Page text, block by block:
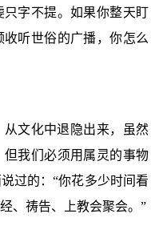
字不提。如果你整天盯
听世俗的广播，你怎么
文化中退隐出来，虽然
我们必须用属灵的事物
过的：“你花多少时间看
、祷告、上教会聚会。”